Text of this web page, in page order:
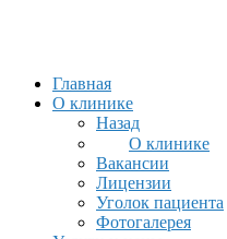
Главная
О клинике
Назад
О клинике
Вакансии
Лицензии
Уголок пациента
Фотогалерея